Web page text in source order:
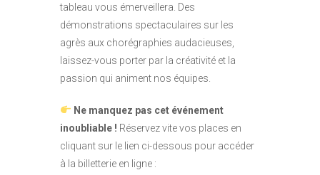
tableau vous émerveillera. Des
démonstrations spectaculaires sur les
agrès aux chorégraphies audacieuses,
laissez-vous porter par la créativité et la
passion qui animent nos équipes.
Ne manquez pas cet événement
inoubliable ! Réservez vite vos places en
cliquant sur le lien ci-dessous pour accéder
à la billetterie en ligne :